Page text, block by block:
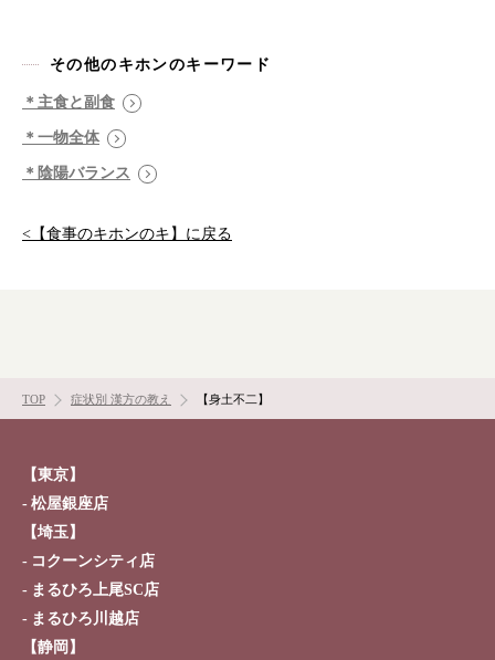
漢方みず堂とは 企業情報
その他のキホンのキーワード
＊主食と副食
＊一物全体
＊陰陽バランス
<【食事のキホンのキ】に戻る
TOP 症状別 漢方の教え 【身土不二】
【東京】
松屋銀座店
【埼玉】
コクーンシティ店
まるひろ上尾SC店
まるひろ川越店
【静岡】